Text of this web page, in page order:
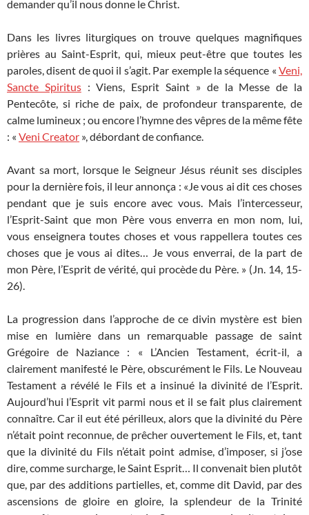
demander qu’il nous donne le Christ.
Dans les livres liturgiques on trouve quelques magnifiques
prières au Saint-Esprit, qui, mieux peut-être que toutes les
paroles, disent de quoi il s’agit. Par exemple la séquence « Veni,
Sancte Spiritus: Viens, Esprit Saint » de la Messe de la
Pentecôte, si riche de paix, de profondeur transparente, de
calme lumineux ; ou encore l’hymne des vêpres de la même fête
: « Veni Creator », débordant de confiance.
Avant sa mort, lorsque le Seigneur Jésus réunit ses disciples
pour la dernière fois, il leur annonça : «Je vous ai dit ces choses
pendant que je suis encore avec vous. Mais l’intercesseur,
l’Esprit-Saint que mon Père vous enverra en mon nom, lui,
vous enseignera toutes choses et vous rappellera toutes ces
choses que je vous ai dites… Je vous enverrai, de la part de
mon Père, l’Esprit de vérité, qui procède du Père. » (Jn. 14, 15-
26).
La progression dans l’approche de ce divin mystère est bien
mise en lumière dans un remarquable passage de saint
Grégoire de Naziance : « L’Ancien Testament, écrit-il, a
clairement manifesté le Père, obscurément le Fils. Le Nouveau
Testament a révélé le Fils et a insinué la divinité de l’Esprit.
Aujourd’hui l’Esprit vit parmi nous et il se fait plus clairement
connaître. Car il eut été périlleux, alors que la divinité du Père
n’était point reconnue, de prêcher ouvertement le Fils, et, tant
que la divinité du Fils n’était point admise, d’imposer, si j’ose
dire, comme surcharge, le Saint Esprit… Il convenait bien plutôt
que, par des additions partielles, et, comme dit David, par des
ascensions de gloire en gloire, la splendeur de la Trinité